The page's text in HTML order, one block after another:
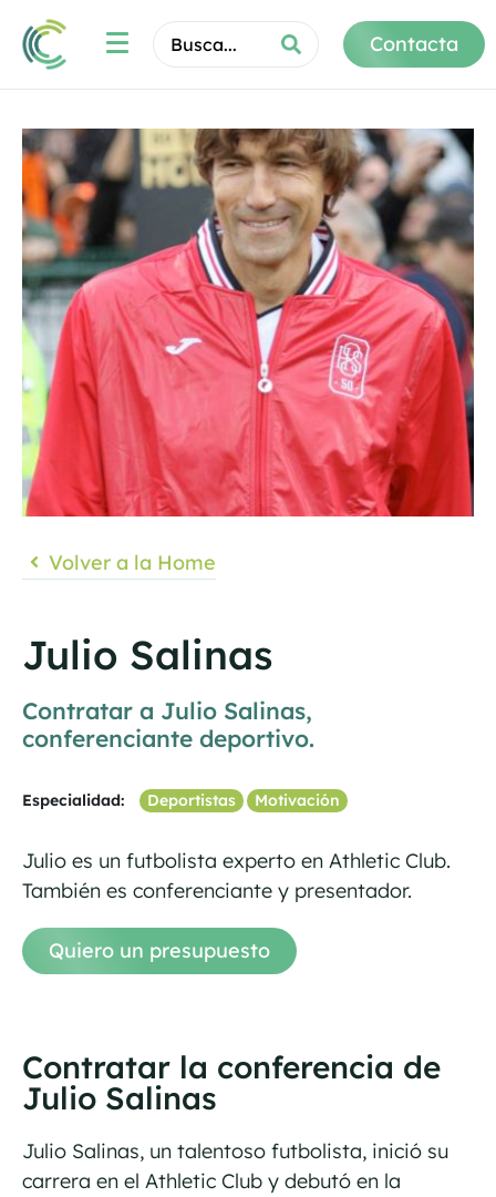
Contacta
Volver a la Home
Julio Salinas
Contratar a Julio Salinas,
conferenciante deportivo.
Especialidad: Deportistas Motivación
Julio es un futbolista experto en Athletic Club.
También es conferenciante y presentador.
Quiero un presupuesto
Contratar la conferencia de
Julio Salinas
Julio Salinas, un talentoso futbolista, inició su
carrera en el Athletic Club y debutó en la